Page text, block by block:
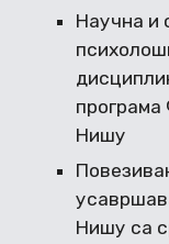
Научна и
програма
Нишу
Нишу са